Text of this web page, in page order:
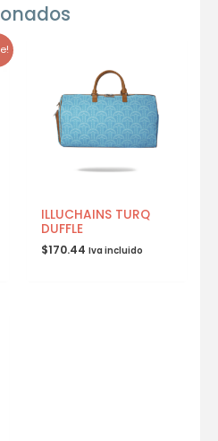
ILLUCHAINS TURQ
DUFFLE
$170.44 Iva incluido